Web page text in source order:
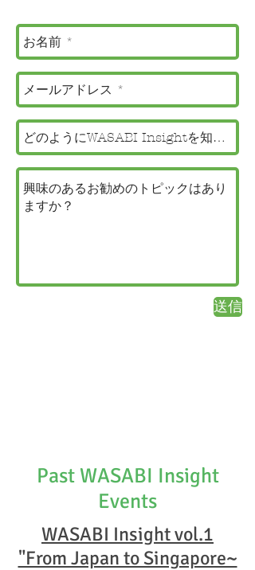
WASABI Insight vol.1
"From Japan to Singapore~
Past WASABI Insight
Events
送信